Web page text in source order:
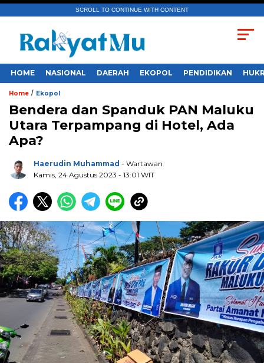
SCROLL TO CONTINUE WITH CONTENT
HOME NASIONAL DAERAH EKOPOL PENDIDIKAN
Home / Ekopol
Bendera dan Spanduk PAN Maluku
Utara Terpampang di Hotel, Ada
Apa?
Haerudin Muhammad - Wartawan
Kamis, 24 Agustus 2023 - 13:01 WIT